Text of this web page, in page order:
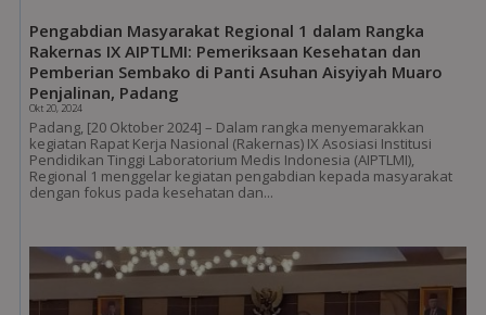
Pengabdian Masyarakat Regional 1 dalam Rangka
Rakernas IX AIPTLMI: Pemeriksaan Kesehatan dan
Pemberian Sembako di Panti Asuhan Aisyiyah Muaro
Penjalinan, Padang
Okt 20, 2024
Padang, [20 Oktober 2024] – Dalam rangka menyemarakkan
kegiatan Rapat Kerja Nasional (Rakernas) IX Asosiasi Institusi
Pendidikan Tinggi Laboratorium Medis Indonesia (AIPTLMI),
Regional 1 menggelar kegiatan pengabdian kepada masyarakat
dengan fokus pada kesehatan dan...